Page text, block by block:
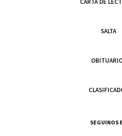
CARTA DE
SALTA
SEGUINOS